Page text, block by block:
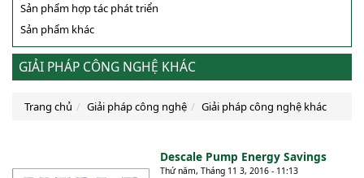
Sản phẩm hợp tác phát triển
Sản phẩm khác
GIẢI PHÁP CÔNG NGHỆ KHÁC
Trang chủ Giải pháp công nghệ Giải pháp công nghệ khác
Descale Pump Energy Savings
Thứ năm, Tháng 11 3, 2016 - 11:13